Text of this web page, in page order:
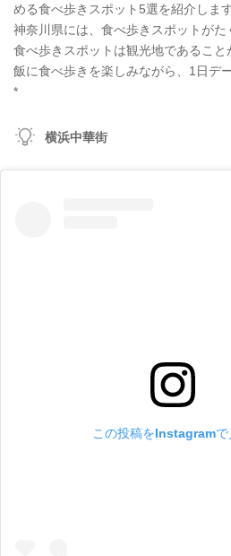
める食べ歩きスポット5選を紹介しま
神奈川県には、食べ歩きスポットがた
食べ歩きスポットは観光地であるこ
飯に食べ歩きを楽しみながら、1日デ
*
横浜中華街
この投稿をInstagramで